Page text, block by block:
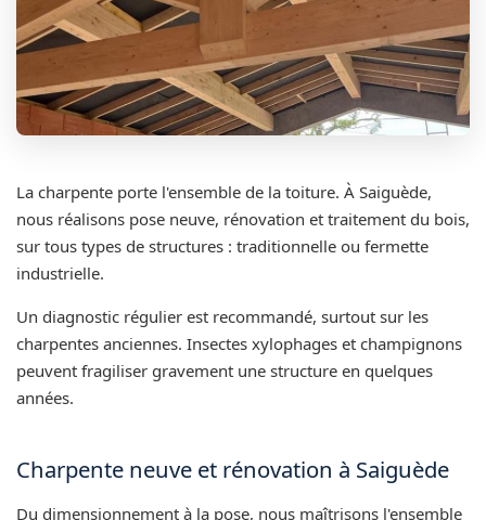
La charpente porte l'ensemble de la toiture. À Saiguède,
nous réalisons pose neuve, rénovation et traitement du bois,
sur tous types de structures : traditionnelle ou fermette
industrielle.
Un diagnostic régulier est recommandé, surtout sur les
charpentes anciennes. Insectes xylophages et champignons
peuvent fragiliser gravement une structure en quelques
années.
Charpente neuve et rénovation à Saiguède
Du dimensionnement à la pose, nous maîtrisons l'ensemble